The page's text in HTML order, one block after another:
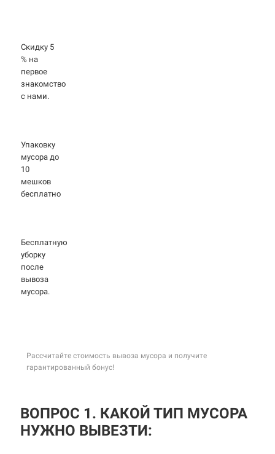
Скидку 5
% на
первое
знакомство
с нами.
Упаковку
мусора до
10
мешков
бесплатно
Бесплатную
уборку
после
вывоза
мусора.
Рассчитайте стоимость вывоза мусора и получите
гарантированный бонус!
ВОПРОС 1. КАКОЙ ТИП МУСОРА
НУЖНО ВЫВЕЗТИ: